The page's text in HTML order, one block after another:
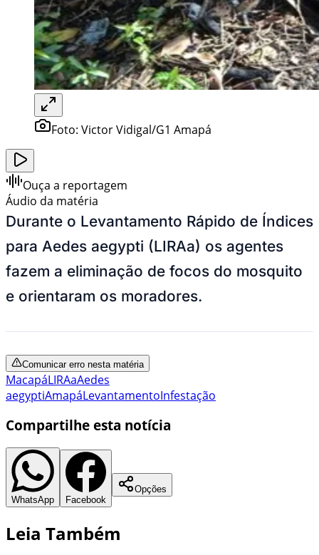
Foto: Victor Vidigal/G1 Amapá
Ouça a reportagem
Áudio da matéria
Durante o Levantamento Rápido de Índices
para Aedes aegypti (LIRAa) os agentes
fazem a eliminação de focos do mosquito
e orientaram os moradores.
Comunicar erro nesta matéria
MacapáLIRAaAedes
aegyptiAmapáLevantamentoInfestação
Compartilhe esta notícia
WhatsApp Facebook
Opções
Leia Também